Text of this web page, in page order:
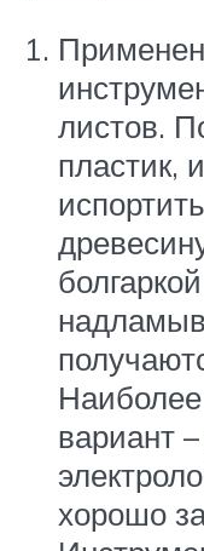
листов.
пластик,
вариант
хорошо